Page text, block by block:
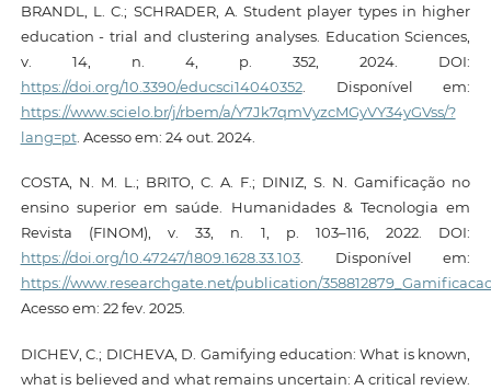
BRANDL, L. C.; SCHRADER, A. Student player types in higher
education - trial and clustering analyses. Education Sciences,
v. 14, n. 4, p. 352, 2024. DOI:
https://doi.org/10.3390/educsci14040352. Disponível em:
https://www.scielo.br/j/rbem/a/Y7Jk7qmVyzcMGyVY34yGVss/?
lang=pt. Acesso em: 24 out. 2024.
COSTA, N. M. L.; BRITO, C. A. F.; DINIZ, S. N. Gamificação no
ensino superior em saúde. Humanidades & Tecnologia em
Revista (FINOM), v. 33, n. 1, p. 103–116, 2022. DOI:
https://doi.org/10.47247/1809.1628.33.103. Disponível em:
https://www.researchgate.net/publication/
Acesso em: 22 fev. 2025.
DICHEV, C.; DICHEVA, D. Gamifying education: What is known,
what is believed and what remains uncertain: A critical review.